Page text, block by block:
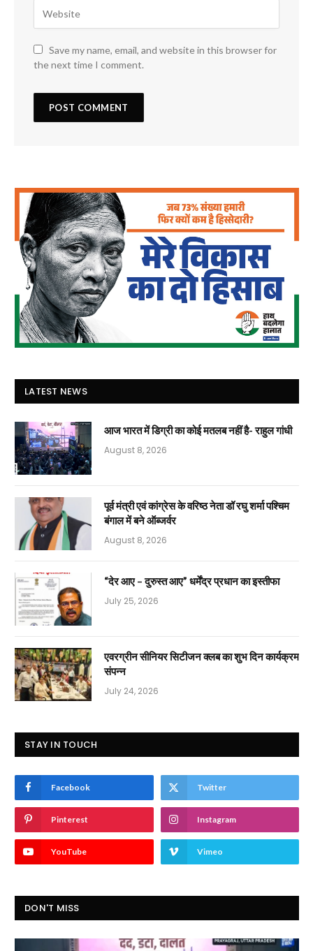
Save my name, email, and website in this browser for
the next time I comment.
LATEST NEWS
आज भारत में डिग्री का कोई मतलब नहीं है- राहुल गांधी
August 8, 2026
पूर्व मंत्री एवं कांग्रेस के वरिष्ठ नेता डॉ रघु शर्मा पश्चिम
बंगाल में बने ऑब्जर्वर
August 8, 2026
“देर आए – दुरुस्त आए” धर्मेंद्र प्रधान का इस्तीफा
July 25, 2026
एवरग्रीन सीनियर सिटीजन क्लब का शुभ दिन कार्यक्रम
संपन्न
July 24, 2026
STAY IN TOUCH
Facebook Twitter
Pinterest Instagram
YouTube Vimeo
DON'T MISS